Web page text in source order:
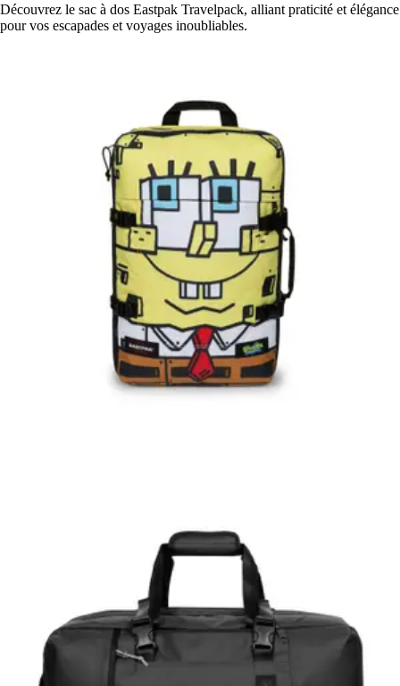
Découvrez le sac à dos Eastpak Travelpack, alliant praticité et élégance
pour vos escapades et voyages inoubliables.